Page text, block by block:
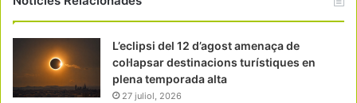
L’eclipsi del 12 d’agost amenaça de
col·lapsar destinacions turístiques en
plena temporada alta
27 juliol, 2026